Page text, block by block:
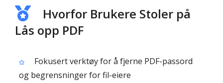
Hvorfor Brukere Stoler på
Lås opp PDF
Fokusert verktøy for å fjerne PDF-passord
og begrensninger for fil-eiere